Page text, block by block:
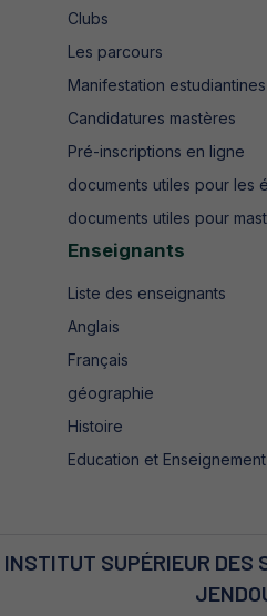
Clubs
Les parcours
Manifestation estudiantines
Candidatures mastères
Pré-inscriptions en ligne
documents utiles pour les
documents utiles pour
Enseignants
Liste des enseignants
Anglais
Français
géographie
Histoire
Education et Enseignement
INSTITUT SUPÉRIEUR DES